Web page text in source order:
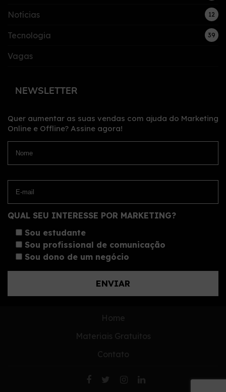
Notícias 12
Tecnologia 39
Vagas
NEWSLETTER
Quer aumentar as suas vendas com ajuda do Marketing
Online e Offline? Assine agora!
QUAL SEU INTERESSE POR MARKETING?
Sou estudante
Sou profissional de comunicação
Sou dono de um negócio
Home
Materiais Gratuitos
Contato